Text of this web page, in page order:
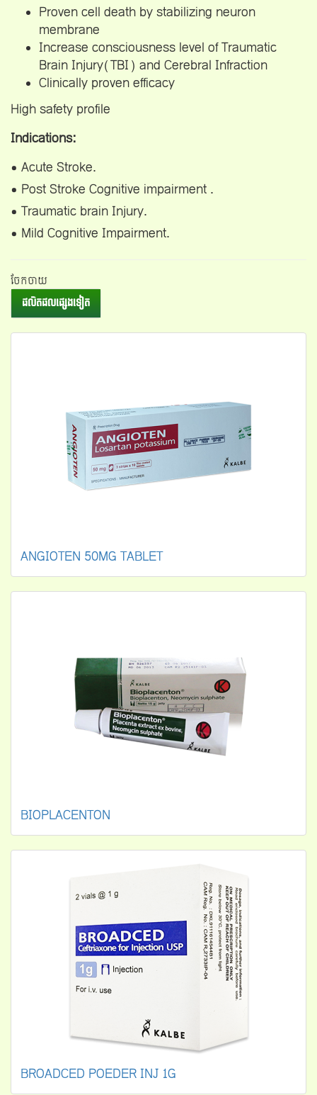
Proven cell death by stabilizing neuron
membrane
Increase consciousness level of Traumatic
Brain Injury(TBI) and Cerebral Infraction
Clinically proven efficacy
High safety profile
Indications:
• Acute Stroke.
• Post Stroke Cognitive impairment .
• Traumatic brain Injury.
• Mild Cognitive Impairment.
ចែកចាយ
ផលិតផលផ្សេងទៀត
ANGIOTEN 50MG TABLET
BIOPLACENTON
BROADCED POEDER INJ 1G